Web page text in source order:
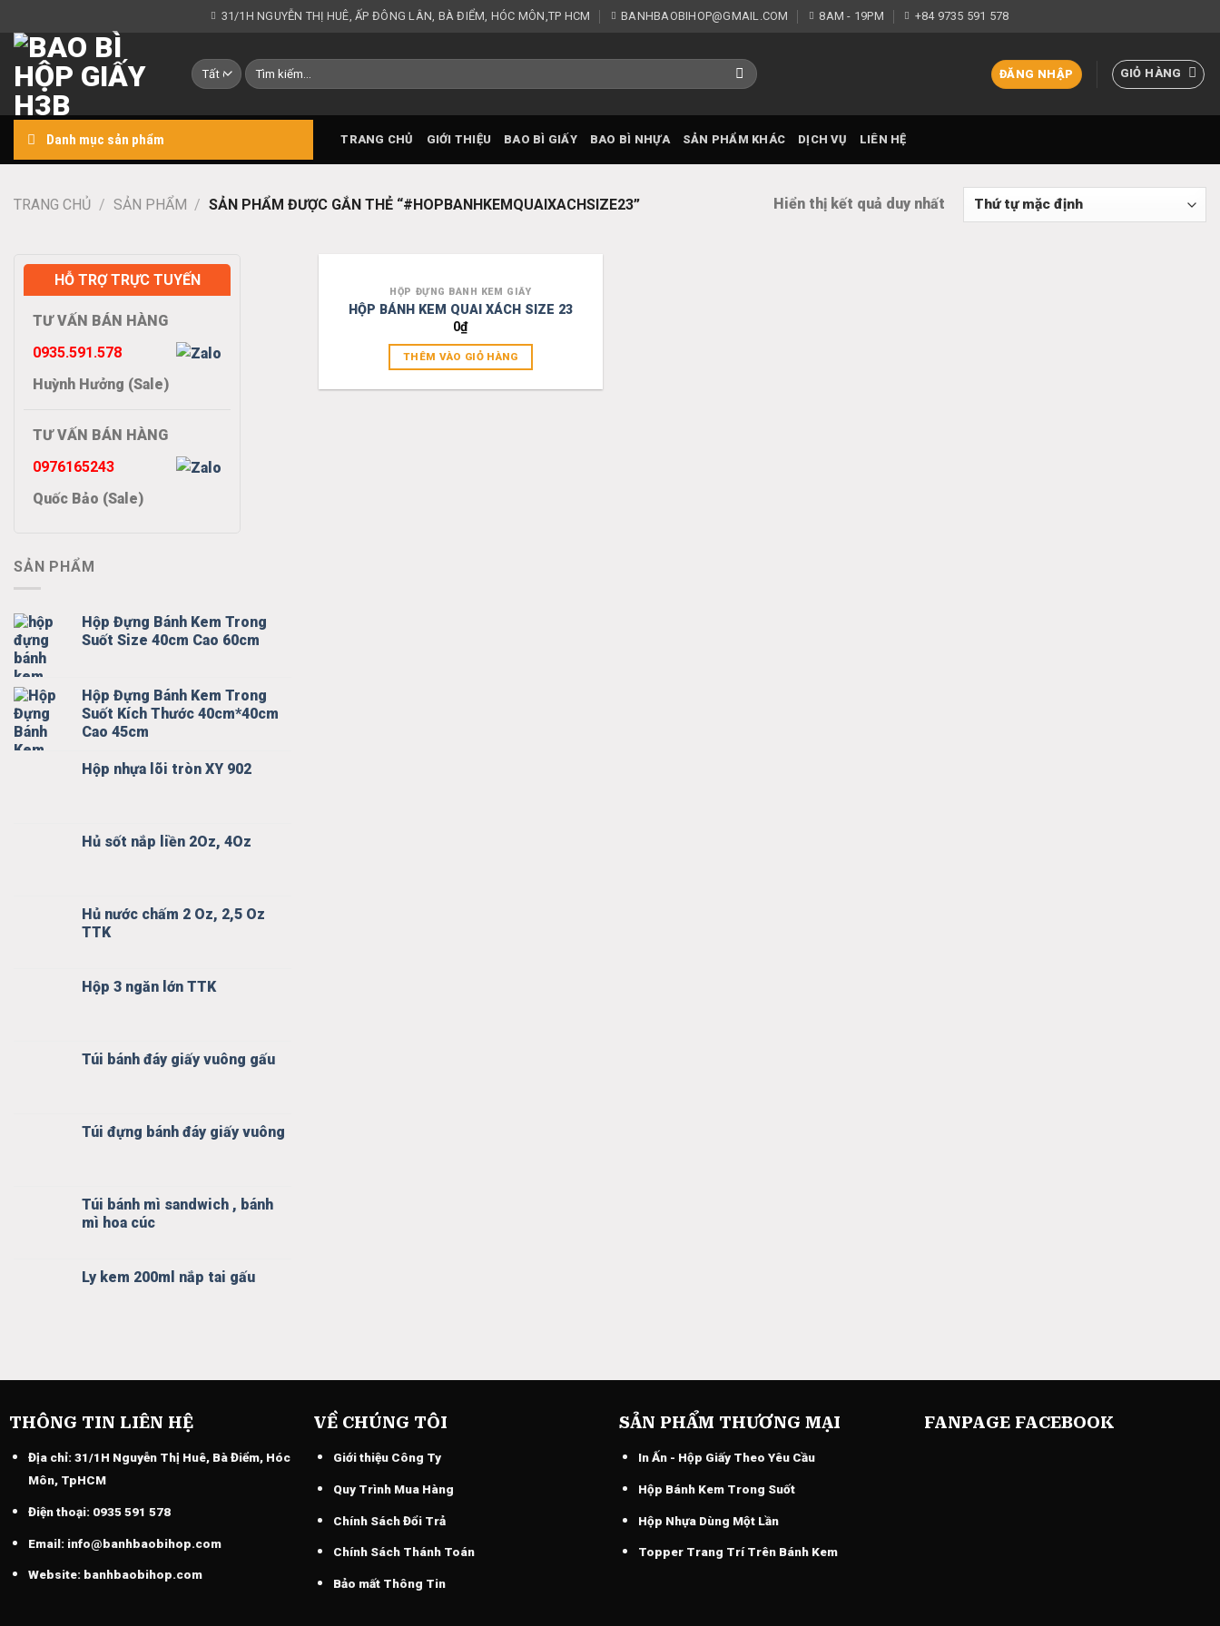
đến
dung
31/1H NGUYỄN THỊ HUÊ, ẤP ĐÔNG LÂN, BÀ ĐIỂM, HÓC MÔN,TP HCM BANHBAOBIHOP@GMAIL.COM 8AM - 19PM +84 9735 591 578
Tìm
kiếm:
ĐĂNG NHẬP GIỎ HÀNG
Danh mục sản phẩm TRANG CHỦ GIỚI THIỆU BAO BÌ GIẤY BAO BÌ NHỰA SẢN PHẨM KHÁC DỊCH VỤ LIÊN HỆ
TRANG CHỦ / SẢN PHẨM / SẢN PHẨM ĐƯỢC GẮN THẺ “#HOPBANHKEMQUAIXACHSIZE23” Hiển thị kết quả duy nhất
HỖ TRỢ TRỰC TUYẾN
TƯ VẤN BÁN HÀNG
0935.591.578
Huỳnh Hưởng (Sale)
TƯ VẤN BÁN HÀNG
0976165243
Quốc Bảo (Sale)
SẢN PHẨM
Hộp Đựng Bánh Kem Trong
Suốt Size 40cm Cao 60cm
Hộp Đựng Bánh Kem Trong
Suốt Kích Thước 40cm*40cm
Cao 45cm
Hộp nhựa lõi tròn XY 902
Hủ sốt nắp liền 2Oz, 4Oz
Hủ nước chấm 2 Oz, 2,5 Oz
TTK
Hộp 3 ngăn lớn TTK
Túi bánh đáy giấy vuông gấu
Túi đựng bánh đáy giấy vuông
Túi bánh mì sandwich , bánh
mì hoa cúc
Ly kem 200ml nắp tai gấu
Add to
wishlist
HỘP ĐỰNG BÁNH KEM GIẤY
HỘP BÁNH KEM QUAI XÁCH SIZE 23
0₫
THÊM VÀO GIỎ HÀNG
THÔNG TIN LIÊN HỆ
Địa chỉ:31/1H Nguyễn Thị Huê, Bà Điểm, Hóc
Môn, TpHCM
Điện thoại:0935 591 578
Email:info@banhbaobihop.com
Website:banhbaobihop.com
VỀ CHÚNG TÔI
Giới thiệu Công Ty
Quy Trình Mua Hàng
Chính Sách Đổi Trả
Chính Sách Thánh Toán
Bảo mất Thông Tin
SẢN PHẨM THƯƠNG MẠI
In Ấn - Hộp Giấy Theo Yêu Cầu
Hộp Bánh Kem Trong Suốt
Hộp Nhựa Dùng Một Lần
Topper Trang Trí Trên Bánh Kem
FANPAGE FACEBOOK